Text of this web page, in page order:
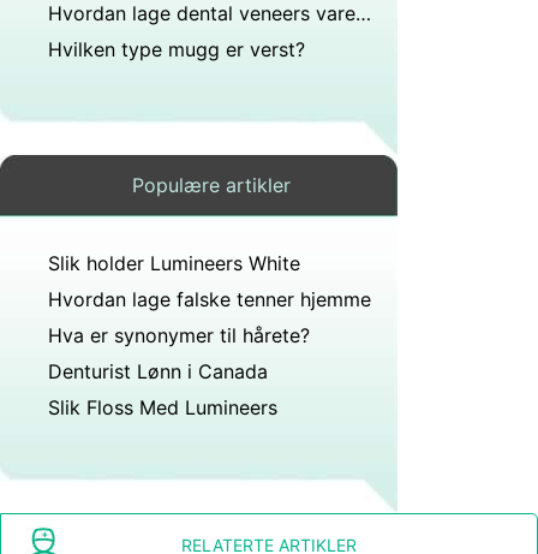
Hvordan lage dental veneers vare lenger
Hvilken type mugg er verst?
Populære artikler
Slik holder Lumineers White
Hvordan lage falske tenner hjemme
Hva er synonymer til hårete?
Denturist Lønn i Canada
Slik Floss Med Lumineers
RELATERTE ARTIKLER